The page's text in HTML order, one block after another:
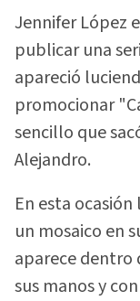
Jennifer López
publicar una
apareció
promocionar
sencillo que
Alejandro.
En esta
un mosaico en
aparece dentro
sus manos y